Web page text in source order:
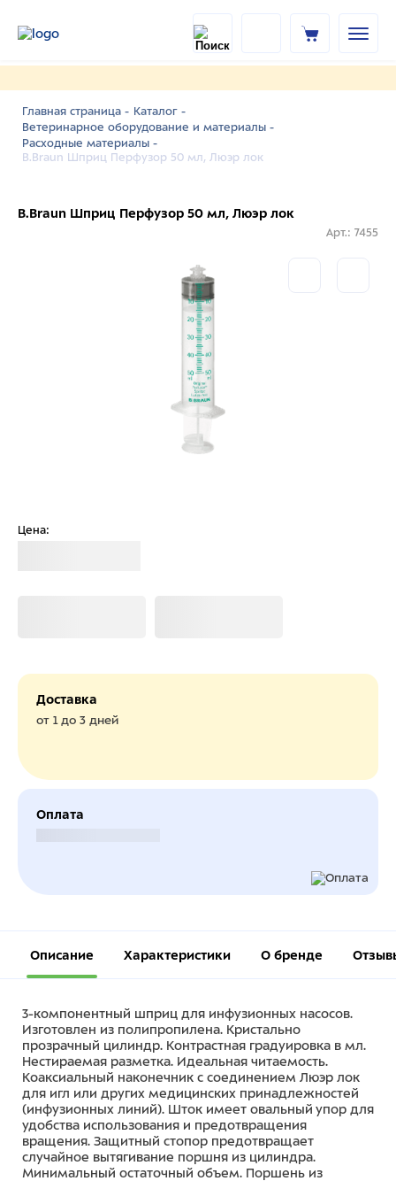
Главная страница - Каталог -
Ветеринарное оборудование и материалы -
Расходные материалы -
B.Braun Шприц Перфузор 50 мл, Люэр лок
B.Braun Шприц Перфузор 50 мл, Люэр лок
Арт.: 7455
Цена:
Доставка
от 1 до 3 дней
Оплата
Описание Характеристики О бренде
3-компонентный шприц для инфузионных насосов.
Изготовлен из полипропилена. Кристально
прозрачный цилиндр. Контрастная градуировка в мл.
Нестираемая разметка. Идеальная читаемость.
Коаксиальный наконечник с соединением Люэр лок
для игл или других медицинских принадлежностей
(инфузионных линий). Шток имеет овальный упор для
удобства использования и предотвращения
вращения. Защитный стопор предотвращает
случайное вытягивание поршня из цилиндра.
Минимальный остаточный объем. Поршень из